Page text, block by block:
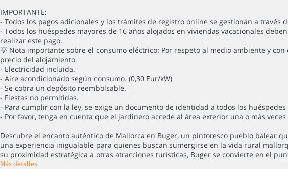
IMPORTANTE:
- Todos los pagos adicionales y los trámites de registro online se gestionan a
- Todos los huéspedes mayores de 16 años alojados en viviendas vacacionales
realizar este pago.
💡 Nota importante sobre el consumo eléctrico: Por respeto al medio ambiente y
precio del alojamiento.
- Electricidad incluida.
- Aire acondicionado según consumo. (0,30 Eur/kW)
- Se cobra un depósito reembolsable.
- Fiestas no permitidas.
- Para cumplir con la ley, se exige un documento de identidad a todos los
- Por favor, tenga en cuenta que el jardinero accede al área exterior una o más
Descubre el encanto auténtico de Mallorca en Buger, un pintoresco pueblo balear
una experiencia inigualable para quienes buscan sumergirse en la vida rural
su proximidad estratégica a otras atracciones turísticas, Buger se convierte en el
Más detalles